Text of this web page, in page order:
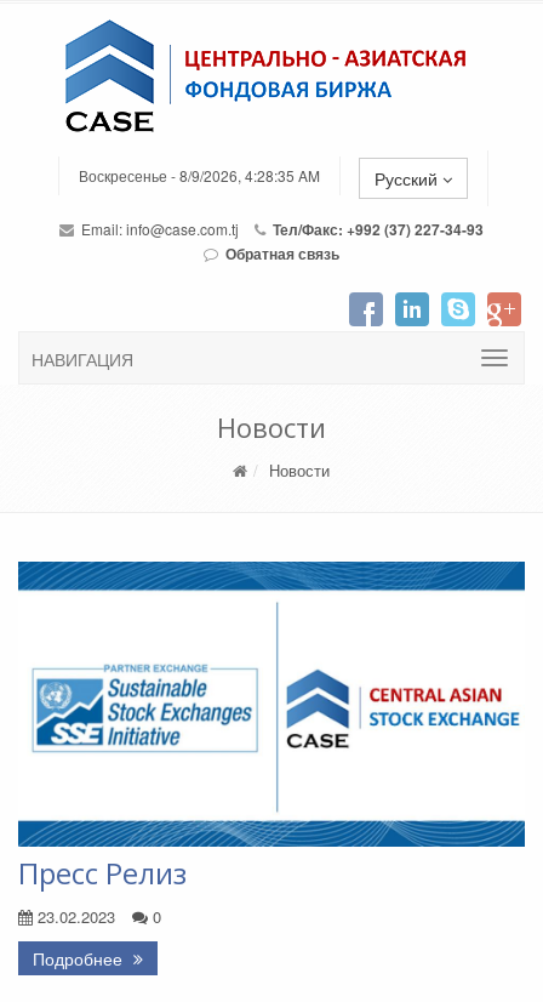
Воскресенье - 8/9/2026, 4:28:35 AM Русский
Email:info@case.com.tj
Тел/Факс: +992 (37) 227-34-93
Обратная связь
НАВИГАЦИЯ
Новости
Новости
Пресс Релиз
23.02.2023 0
Подробнее